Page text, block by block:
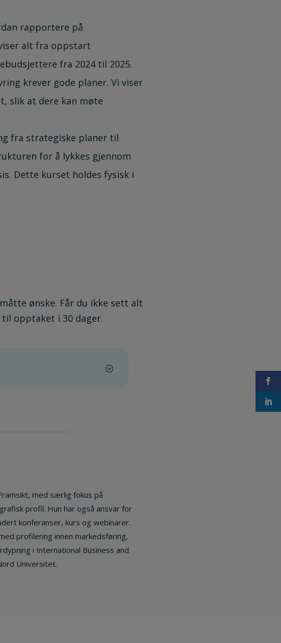
rapportere på
alt fra oppstart
fra 2024 til 2025.
krever gode planer. Vi viser
slik at dere kan møte
fra strategiske planer til
for å lykkes gjennom
Dette kurset holdes fysisk i
ønske. Får du ikke sett alt
opptaket i 30 dager.
med særlig fokus på
profil. Hun har også ansvar for
konferanser, kurs og webinarer.
profilering innen markedsføring,
i International Business and
Universitet.